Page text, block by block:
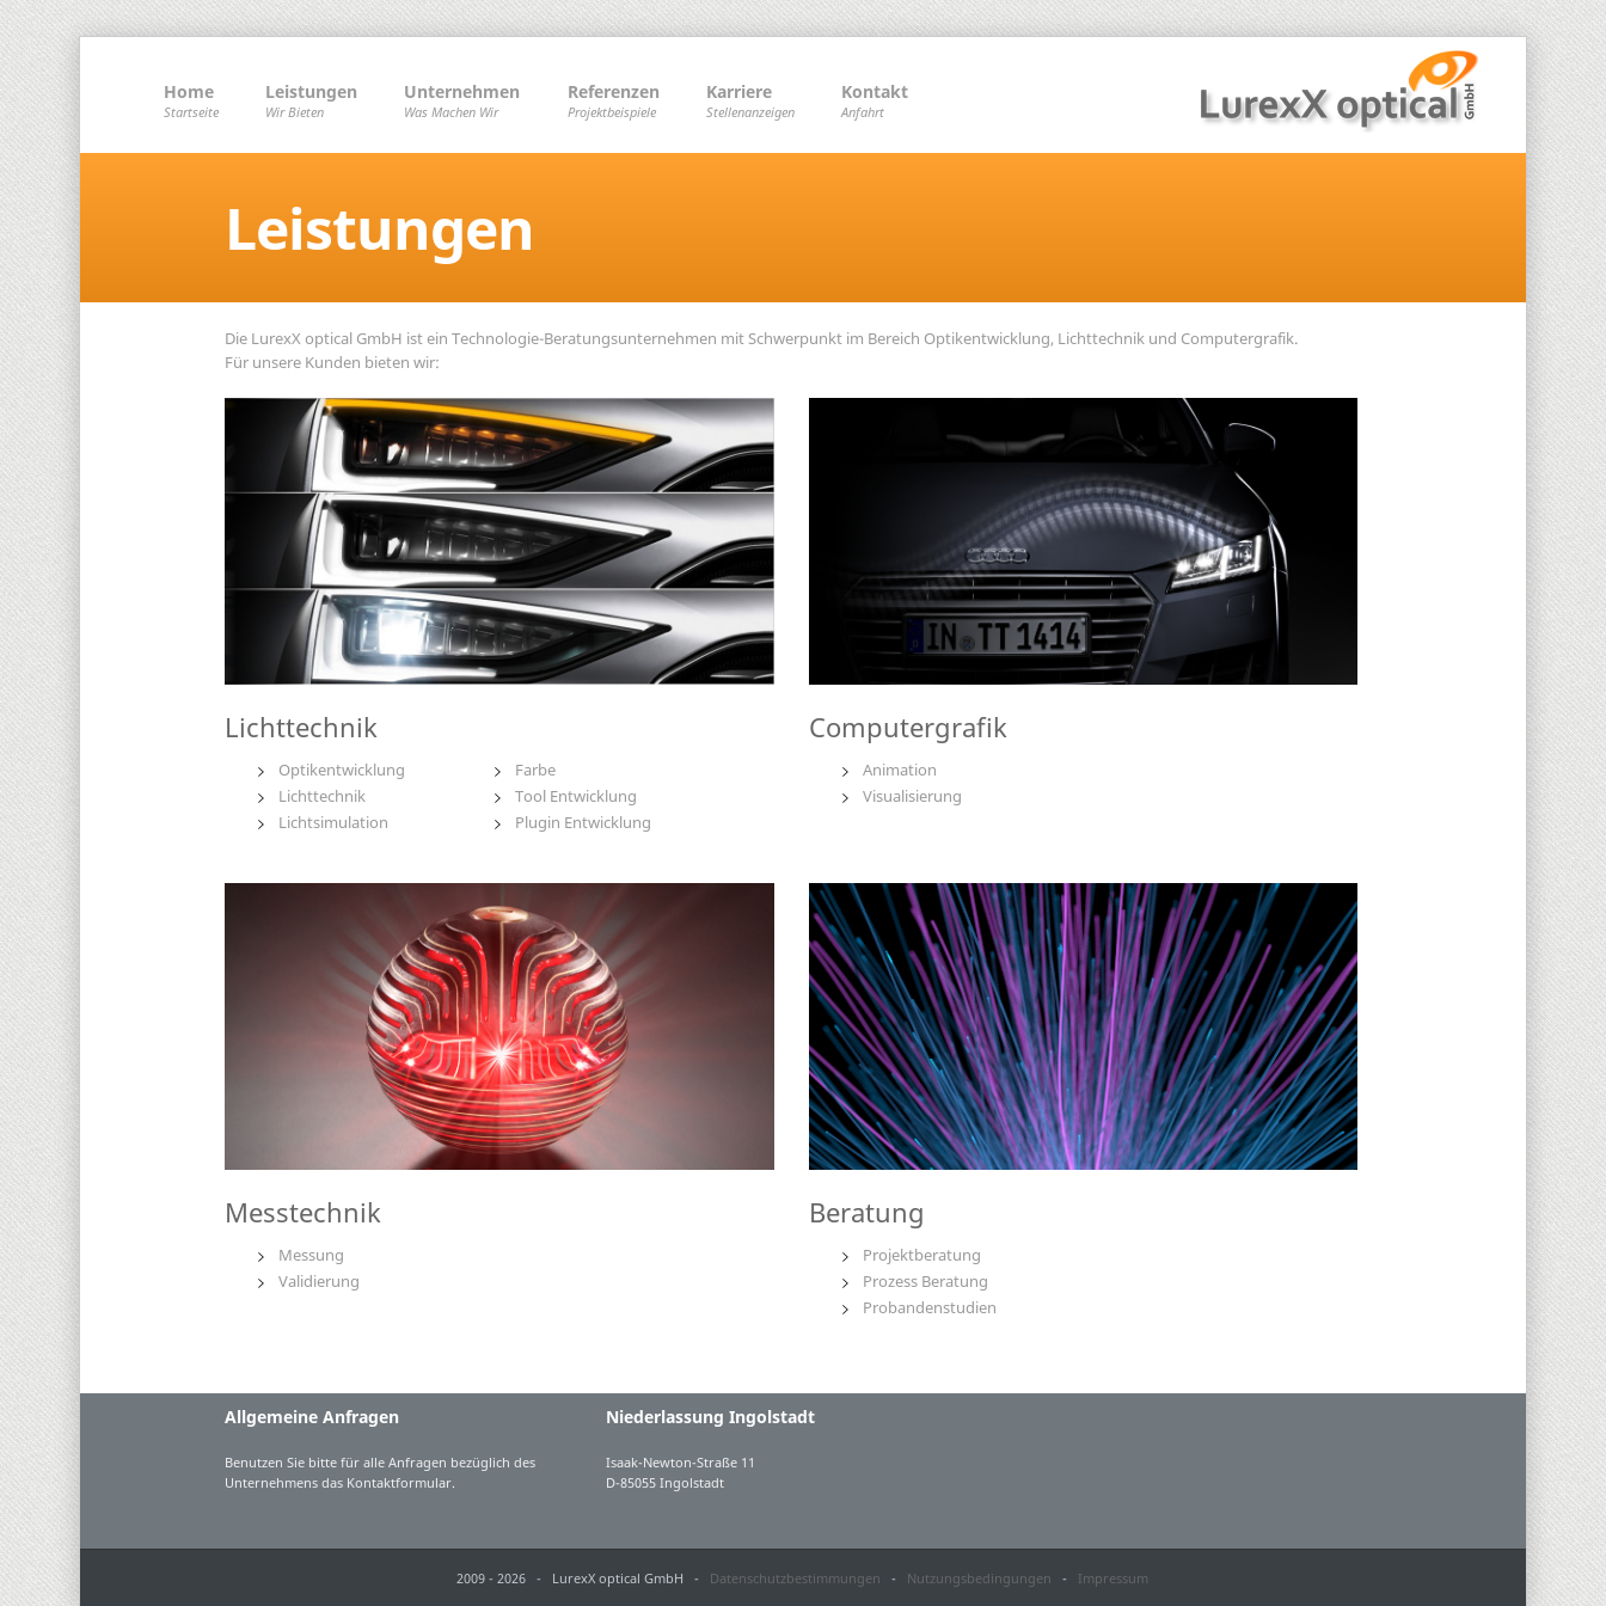
Home
Startseite
Leistungen
Wir Bieten
Unternehmen
Was Machen Wir
Referenzen
Projektbeispiele
Karriere
Stellenanzeigen
Kontakt
Anfahrt
Leistungen
Die LurexX optical GmbH ist ein Technologie-Beratungsunternehmen mit Schwerpunkt im Bereich Optikentwicklung, Lichttechnik und Computergrafik.
Für unsere Kunden bieten wir:
Lichttechnik
Optikentwicklung
Lichttechnik
Lichtsimulation
Farbe
Tool Entwicklung
Plugin Entwicklung
Computergrafik
Animation
Visualisierung
Messtechnik
Messung
Validierung
Beratung
Projektberatung
Prozess Beratung
Probandenstudien
Allgemeine Anfragen
Benutzen Sie bitte für alle Anfragen bezüglich des
Unternehmens das Kontaktformular.
Niederlassung Ingolstadt
Isaak-Newton-Straße 11
D-85055 Ingolstadt
2009 - 2026 - LurexX optical GmbH - Datenschutzbestimmungen - Nutzungsbedingungen - Impressum